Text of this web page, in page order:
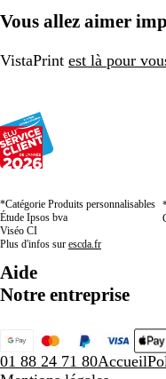
Vous allez aimer
VistaPrint est là pour
*Catégorie Produits personnalisables
Étude Ipsos bva
Viséo CI
Plus d'infos sur escda.fr
Aide
Notre entreprise
01 88 24 71 80Accueil